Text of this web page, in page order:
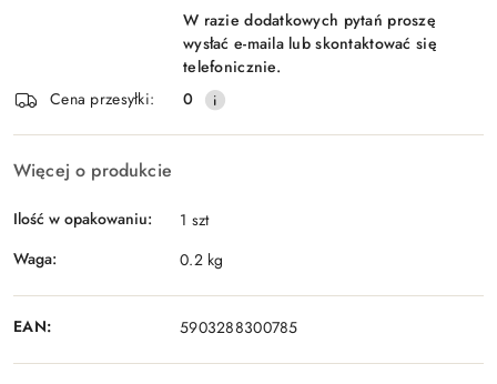
W razie dodatkowych pytań proszę
wysłać e-maila lub skontaktować się
telefonicznie.
Cena przesyłki:
0
Więcej o produkcie
Ilość w opakowaniu:
1 szt
Waga:
0.2 kg
EAN: 5903288300785